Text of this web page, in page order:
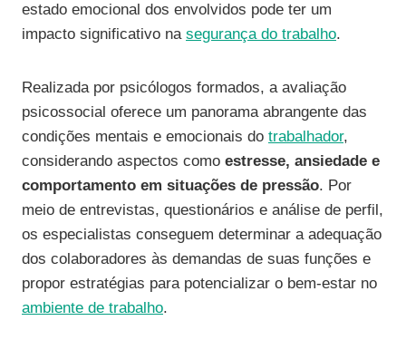
estado emocional dos envolvidos pode ter um
impacto significativo na segurança do trabalho.
Realizada por psicólogos formados, a avaliação
psicossocial oferece um panorama abrangente das
condições mentais e emocionais do trabalhador,
considerando aspectos como estresse, ansiedade e
comportamento em situações de pressão. Por
meio de entrevistas, questionários e análise de perfil,
os especialistas conseguem determinar a adequação
dos colaboradores às demandas de suas funções e
propor estratégias para potencializar o bem-estar no
ambiente de trabalho.